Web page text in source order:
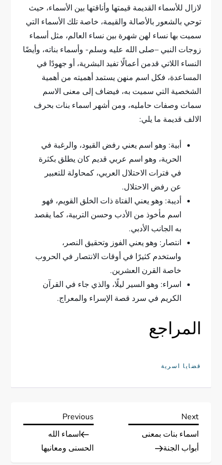
لازال للأسماء القديمة قيمتها وأناقتها بين الأسماء، حيث
توحي بالشعور بالأصالة والقيمة، خاصة تلك الأسماء التي
سميت بها نساء لهن شهرة بين نساء العالم، مثل أسماء
زوجات النبي –صلى الله عليه وسلم- وأسماء بناته، وأيضًا
النساء اللاتي قدمن أعمالًا تفيد البشرية، أو جهودًا في
المساعدة، فكل اسم منهن يستمد أهميته من أهمية
الشخصية التي سميت به، فيضاف إلى معنى الاسم
سمات وصفات حامليه، ومن أشهر اسماء بنات بحرف
الالف قديمة ما يلي:
أبية: وهو اسم يعني رفض القيود، والرغبة في
الحرية، وهو اسم عربي قديم كان يطلق بكثرة
في فترات الاحتلال العربي، كمحاولة للتعبير
عن رفض الاحتلال.
أديبة: وهو يعني الفتاة ذات الخلق القويم، فهو
اسم مأخوذ من الأدب وحسن التربية، كما يقصد
به الجانب الأدبي.
انتصار: وهو يعني الفوز وتحقيق النصر،
واستخدم كثيرًا في أوقات الانتصار في الحروب
خاصة القرن العشرين.
اسراء: وهو السير ليلًا، والذي جاء في القرآن
الكريم في سرد قصة الإسراء والمعراج.
المراجع
قضايا اسرية
ت
ص
Previous
Post
Previous
اسماء الله
الحسنى ومعانيها
Next
Post
Next
اسماء بنات بمعنى
أبواب الجنة